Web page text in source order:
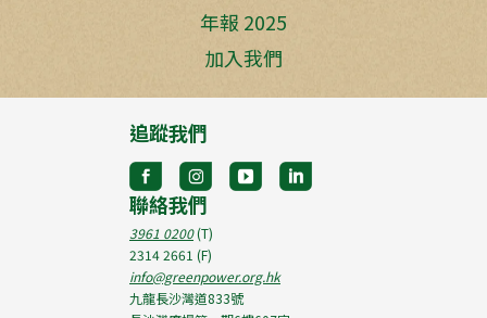
年報 2025
加入我們
追蹤我們
聯絡我們
3961 0200(T)
2314 2661 (F)
info@greenpower.org.hk
九龍長沙灣道833號